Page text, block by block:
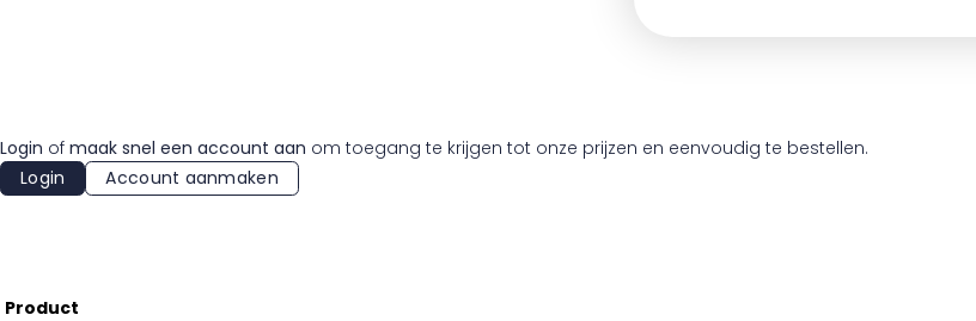
Login of maak snel een account aan om toegang te krijgen tot onze prijzen en eenvoudig te bestellen.
Login
Account aanmaken
Product